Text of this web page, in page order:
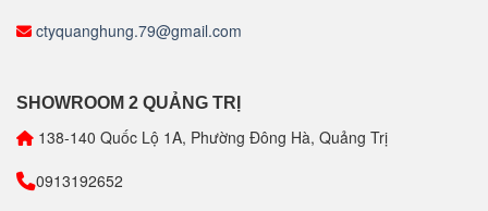
ctyquanghung.79@gmail.com
SHOWROOM 2 QUẢNG TRỊ
138-140 Quốc Lộ 1A, Phường Đông Hà, Quảng Trị
0913192652